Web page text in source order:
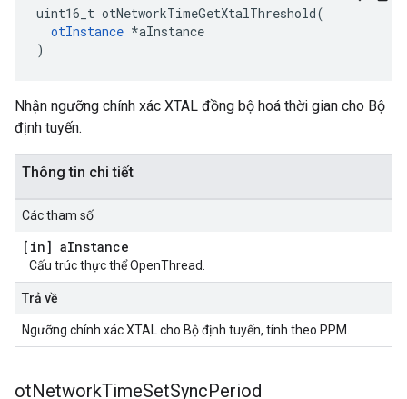
uint16_t otNetworkTimeGetXtalThreshold(
otInstance *aInstance
)
Nhận ngưỡng chính xác XTAL đồng bộ hoá thời gian cho Bộ
định tuyến.
Thông tin chi tiết
Các tham số
[in] aInstance
Cấu trúc thực thể OpenThread.
Trả về
Ngưỡng chính xác XTAL cho Bộ định tuyến, tính theo PPM.
otNetworkTimeSetSyncPeriod